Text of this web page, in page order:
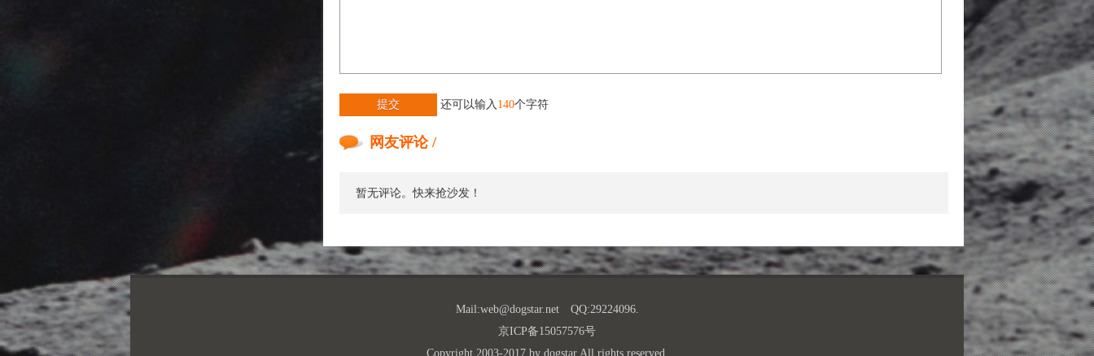
提交 还可以输入 140个字符
网友评论 /
暂无评论。快来抢沙发！
Mail:web@dogstar.netQQ:29224096.
京ICP备15057576号
Copyright 2003-2017 by dogstar All rights reserved.